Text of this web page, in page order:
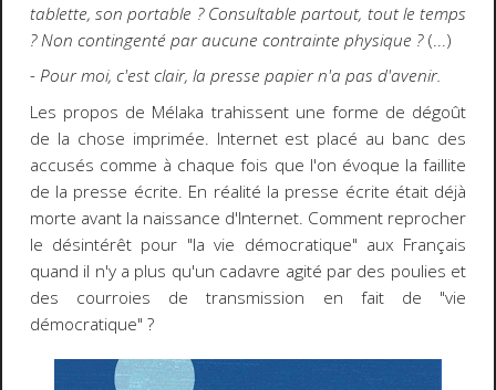
tablette, son portable ? Consultable partout, tout le temps
? Non contingenté par aucune contrainte physique ?(...)
- Pour moi, c'est clair, la presse papier n'a pas d'avenir.
Les propos de Mélaka trahissent une forme de dégoût
de la chose imprimée. Internet est placé au banc des
accusés comme à chaque fois que l'on évoque la faillite
de la presse écrite. En réalité la presse écrite était déjà
morte avant la naissance d'Internet. Comment reprocher
le désintérêt pour "la vie démocratique" aux Français
quand il n'y a plus qu'un cadavre agité par des poulies et
des courroies de transmission en fait de "vie
démocratique" ?